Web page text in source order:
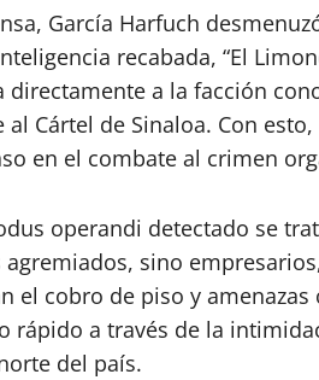
García Harfuch
recabada, “El
a la facción
Cártel de Sinaloa. Con
en el combate al crimen
operandi detectado se
sino
el cobro de piso y
rápido a través de la
del país.